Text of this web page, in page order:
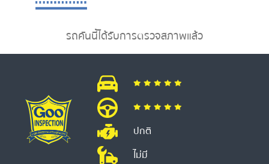
รถคันนี้ได้รับการตรวจสภาพแล้ว
ปกติ
ไม่มี